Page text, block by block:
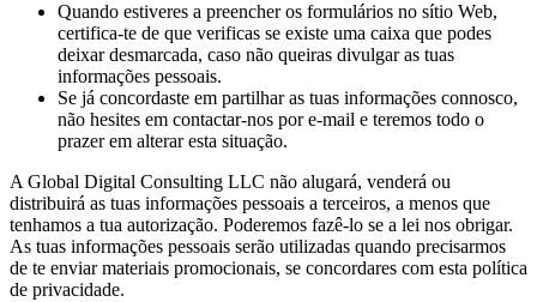
Quando estiveres a preencher os formulários no sítio Web,
certifica-te de que verificas se existe uma caixa que podes
deixar desmarcada, caso não queiras divulgar as tuas
informações pessoais.
Se já concordaste em partilhar as tuas informações connosco,
não hesites em contactar-nos por e-mail e teremos todo o
prazer em alterar esta situação.
A Global Digital Consulting LLC não alugará, venderá ou
distribuirá as tuas informações pessoais a terceiros, a menos que
tenhamos a tua autorização. Poderemos fazê-lo se a lei nos obrigar.
As tuas informações pessoais serão utilizadas quando precisarmos
de te enviar materiais promocionais, se concordares com esta política
de privacidade.